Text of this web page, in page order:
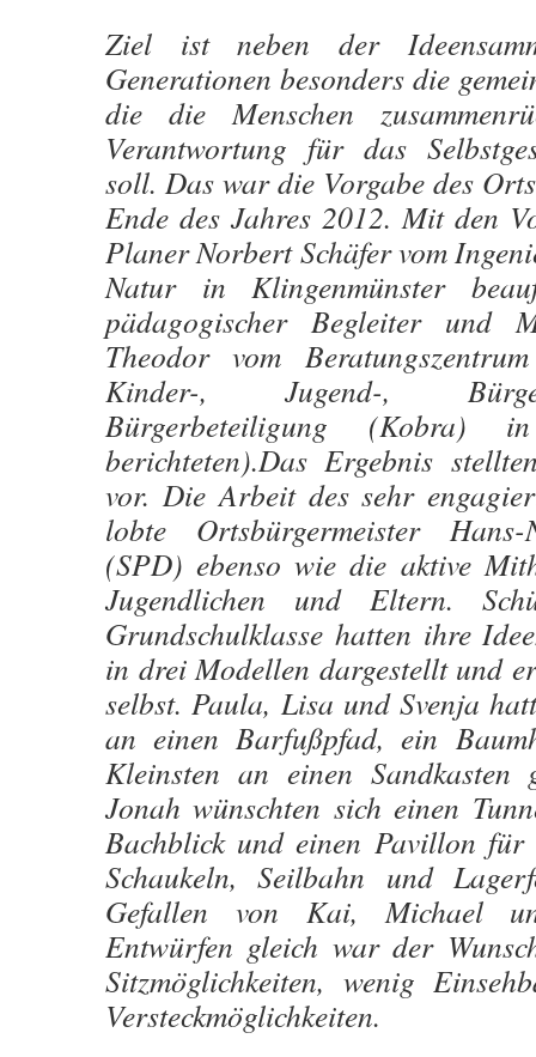
Ziel ist neben der
Generationen besonders die
die die Menschen
Verantwortung für das
soll. Das war die Vorgabe des
Ende des Jahres 2012. Mit den
Planer Norbert Schäfer vom
Natur in Klingenmünster
pädagogischer Begleiter und
Theodor vom
Kinder-, Jugend-,
Bürgerbeteiligung (Kobra)
berichteten).Das Ergebnis
vor. Die Arbeit des sehr
lobte Ortsbürgermeister
(SPD) ebenso wie die aktive
Jugendlichen und Eltern.
Grundschulklasse hatten ihre
in drei Modellen dargestellt und
selbst. Paula, Lisa und Svenja
an einen Barfußpfad, ein
Kleinsten an einen Sandkasten
Jonah wünschten sich einen
Bachblick und einen Pavillon für
Schaukeln, Seilbahn und
Gefallen von Kai, Michael
Entwürfen gleich war der
Sitzmöglichkeiten, wenig
Versteckmöglichkeiten.